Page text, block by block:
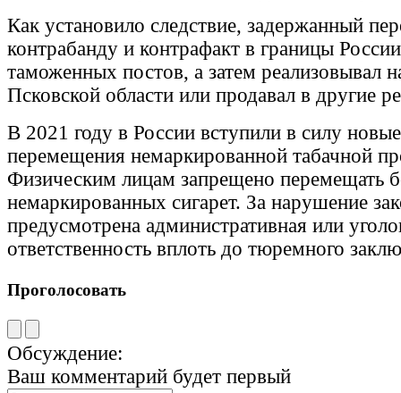
Как установило следствие, задержанный
контрабанду и контрафакт в границы
таможенных постов, а затем реализовывал
Псковской области или продавал в другие
В 2021 году в России вступили в силу
перемещения немаркированной табачной
Физическим лицам запрещено перемещать
немаркированных сигарет. За нарушение
предусмотрена административная или
ответственность вплоть до тюремного
Проголосовать
Обсуждение:
Ваш комментарий будет первый